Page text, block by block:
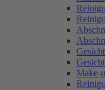
Make-